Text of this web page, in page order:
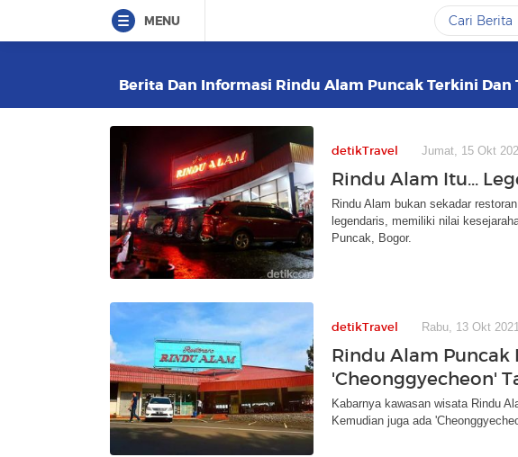
MENU
Berita Dan Informasi Rindu Alam Puncak Terkini
detikTravel Jumat, 15 Okt
Rindu Alam Itu...
Rindu Alam bukan sekadar
legendaris, memiliki nilai
Puncak, Bogor.
detikTravel Rabu, 13 Okt
Rindu Alam Puncak
'Cheonggyecheon'
Kabarnya kawasan wisata Rindu
Kemudian juga ada